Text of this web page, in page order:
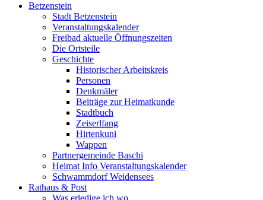
Betzenstein
Stadt Betzenstein
Veranstaltungskalender
Freibad aktuelle Öffnungszeiten
Die Ortsteile
Geschichte
Historischer Arbeitskreis
Personen
Denkmäler
Beiträge zur Heimatkunde
Stadtbuch
Zeiserlfang
Hirtenkuni
Wappen
Partnergemeinde Baschi
Heimat Info Veranstaltungskalender
Schwammdorf Weidensees
Rathaus & Post
Was erledige ich wo